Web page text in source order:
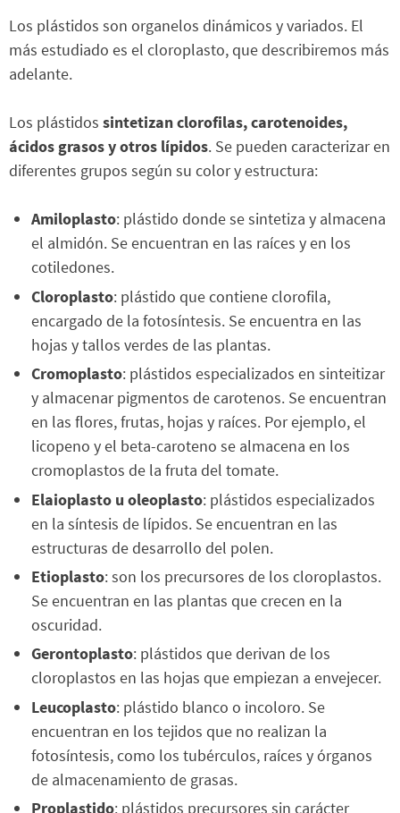
Los plástidos son organelos dinámicos y variados. El
más estudiado es el cloroplasto, que describiremos más
adelante.
Los plástidos sintetizan clorofilas, carotenoides,
ácidos grasos y otros lípidos. Se pueden caracterizar en
diferentes grupos según su color y estructura:
Amiloplasto: plástido donde se sintetiza y almacena
el almidón. Se encuentran en las raíces y en los
cotiledones.
Cloroplasto: plástido que contiene clorofila,
encargado de la fotosíntesis. Se encuentra en las
hojas y tallos verdes de las plantas.
Cromoplasto: plástidos especializados en sinteitizar
y almacenar pigmentos de carotenos. Se encuentran
en las flores, frutas, hojas y raíces. Por ejemplo, el
licopeno y el beta-caroteno se almacena en los
cromoplastos de la fruta del tomate.
Elaioplasto u oleoplasto: plástidos especializados
en la síntesis de lípidos. Se encuentran en las
estructuras de desarrollo del polen.
Etioplasto: son los precursores de los cloroplastos.
Se encuentran en las plantas que crecen en la
oscuridad.
Gerontoplasto: plástidos que derivan de los
cloroplastos en las hojas que empiezan a envejecer.
Leucoplasto: plástido blanco o incoloro. Se
encuentran en los tejidos que no realizan la
fotosíntesis, como los tubérculos, raíces y órganos
de almacenamiento de grasas.
Proplastido: plástidos precursores sin carácter